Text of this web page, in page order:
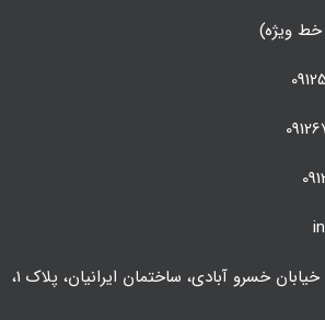
استاد حسن بنا شمالی، خیابان خسرو آبادی، ساختمان ایرانیان، پلاک ۱،